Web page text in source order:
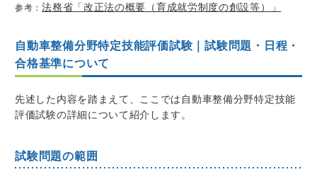
参考：法務省「改正法の概要（育成就労制度の創設等）」
自動車整備分野特定技能評価試験｜試験問題・日程・
合格基準について
先述した内容を踏まえて、ここでは自動車整備分野特定技能
評価試験の詳細について紹介します。
試験問題の範囲